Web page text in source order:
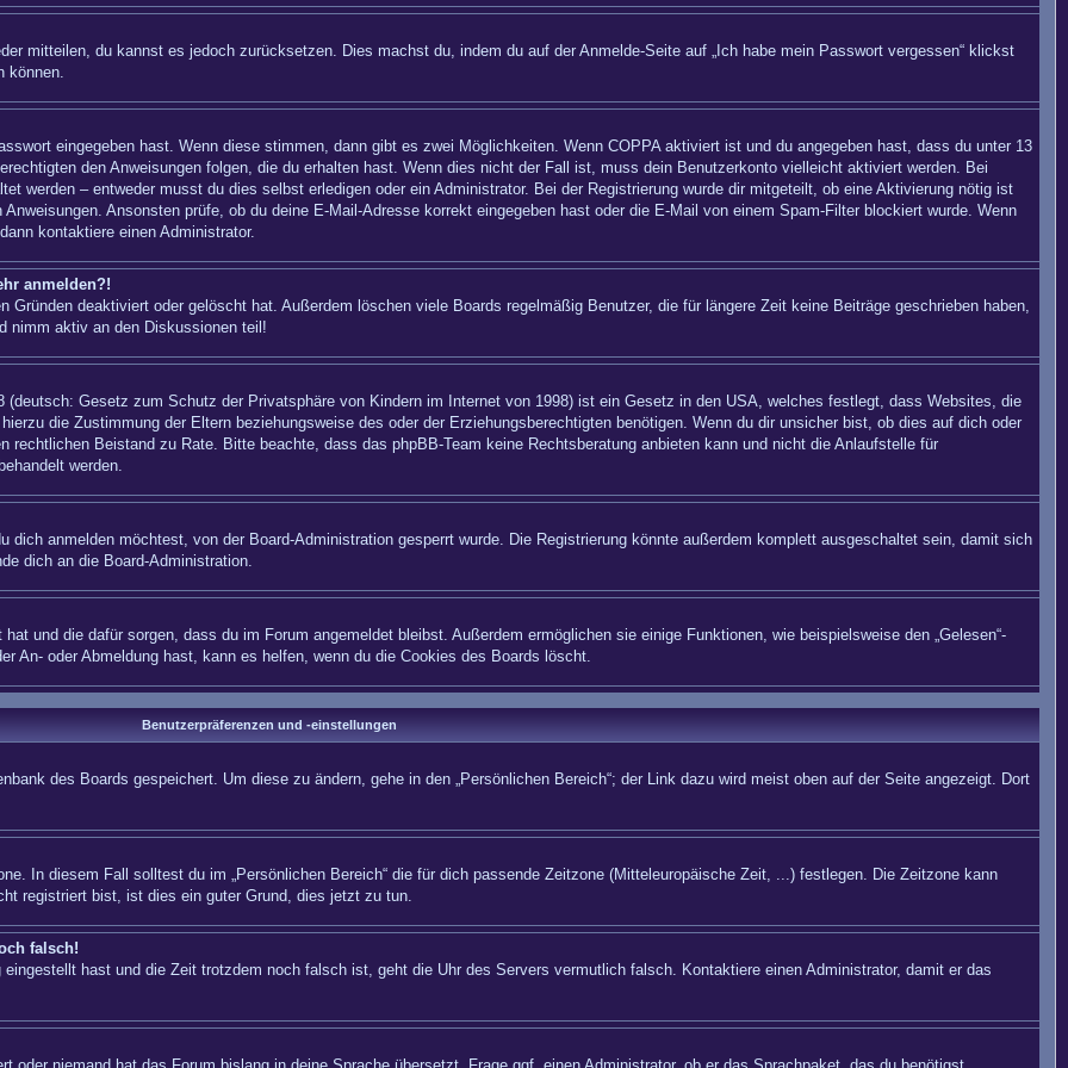
mitteilen, du kannst es jedoch zurücksetzen. Dies machst du, indem du auf der Anmelde-Seite auf „Ich habe mein Passwort vergessen“ klickst
können.
eingegeben hast. Wenn diese stimmen, dann gibt es zwei Möglichkeiten. Wenn COPPAaktiviert ist und du angegeben hast, dass du unter 13
den Anweisungen folgen, die du erhalten hast. Wenn dies nicht der Fall ist, muss dein Benutzerkonto vielleicht aktiviert werden. Bei
werden – entweder musst du dies selbst erledigen oder ein Administrator. Bei der Registrierung wurde dir mitgeteilt, ob eine Aktivierung nötig ist
Ansonsten prüfe, ob du deine E-Mail-Adresse korrekt eingegeben hast oder die E-Mail von einem Spam-Filter blockiert wurde. Wenn
kontaktiere einen Administrator.
anmelden?!
deaktiviert oder gelöscht hat. Außerdem löschen viele Boards regelmäßig Benutzer, die für längere Zeit keine Beiträge geschrieben haben,
nimm aktiv an den Diskussionen teil!
Gesetz zum Schutz der Privatsphäre von Kindern im Internet von 1998) ist ein Gesetz in den USA, welches festlegt, dass Websites, die
die Zustimmung der Eltern beziehungsweise des oder der Erziehungsberechtigten benötigen. Wenn du dir unsicher bist, ob dies auf dich oder
Beistand zu Rate. Bitte beachte, dass das phpBB-Team keine Rechtsberatung anbieten kann und nicht die Anlaufstelle für
werden.
anmelden möchtest, von der Board-Administration gesperrt wurde. Die Registrierung könnte außerdem komplett ausgeschaltet sein, damit sich
dich an die Board-Administration.
und die dafür sorgen, dass du im Forum angemeldet bleibst. Außerdem ermöglichen sie einige Funktionen, wie beispielsweise den „Gelesen“-
An- oder Abmeldung hast, kann es helfen, wenn du die Cookies des Boards löscht.
Benutzerpräferenzen und -einstellungen
des Boards gespeichert. Um diese zu ändern, gehe in den „Persönlichen Bereich“; der Link dazu wird meist oben auf der Seite angezeigt. Dort
In diesem Fall solltest du im „Persönlichen Bereich“ die für dich passende Zeitzone (Mitteleuropäische Zeit, ...) festlegen. Die Zeitzone kann
registriert bist, ist dies ein guter Grund, dies jetzt zu tun.
falsch!
hast und die Zeit trotzdem noch falsch ist, geht die Uhr des Servers vermutlich falsch. Kontaktiere einen Administrator, damit er das